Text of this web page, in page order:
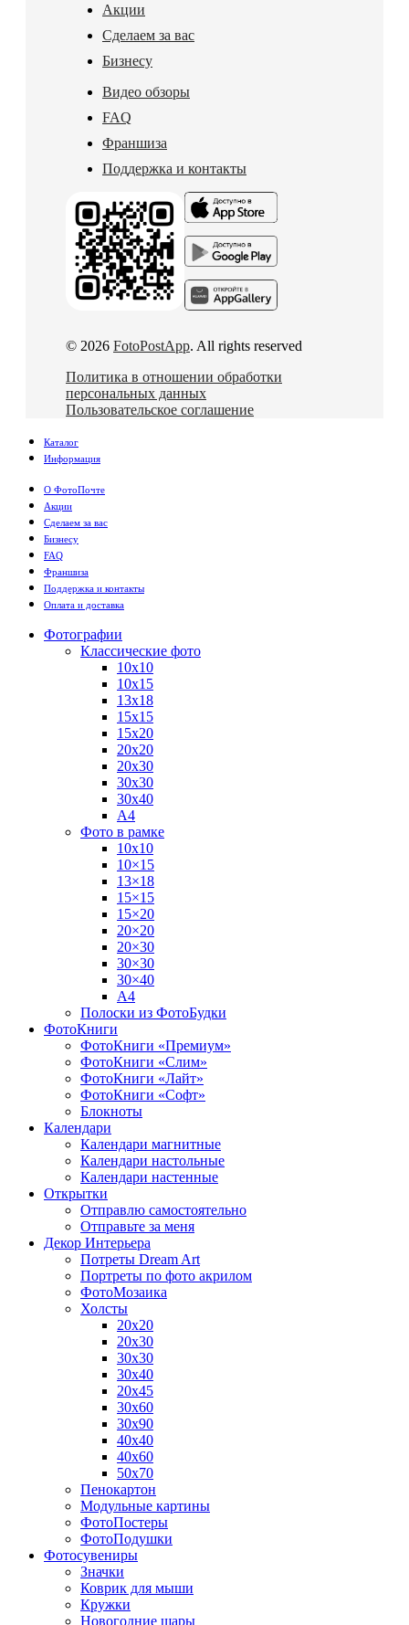
Акции
Сделаем за вас
Бизнесу
Видео обзоры
FAQ
Франшиза
Поддержка и контакты
© 2026 FotoPostApp. All rights reserved
Политика в отношении обработки
персональных данных
Пользовательское соглашение
Каталог
Информация
О ФотоПочте
Акции
Сделаем за вас
Бизнесу
FAQ
Франшиза
Поддержка и контакты
Оплата и доставка
Фотографии
Классические фото
10х10
10х15
13х18
15х15
15х20
20х20
20х30
30х30
30х40
А4
Фото в рамке
10х10
10×15
13×18
15×15
15×20
20×20
20×30
30×30
30×40
A4
Полоски из ФотоБудки
ФотоКниги
ФотоКниги «Премиум»
ФотоКниги «Слим»
ФотоКниги «Лайт»
ФотоКниги «Софт»
Блокноты
Календари
Календари магнитные
Календари настольные
Календари настенные
Открытки
Отправлю самостоятельно
Отправьте за меня
Декор Интерьера
Потреты Dream Art
Портреты по фото акрилом
ФотоМозаика
Холсты
20х20
20х30
30х30
30х40
20х45
30х60
30х90
40х40
40х60
50х70
Пенокартон
Модульные картины
ФотоПостеры
ФотоПодушки
Фотоcувениры
Значки
Коврик для мыши
Кружки
Новогодние шары